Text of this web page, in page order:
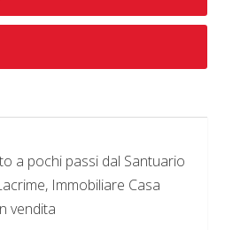
a pochi passi dal Santuario
Immobiliare Casa
vendita